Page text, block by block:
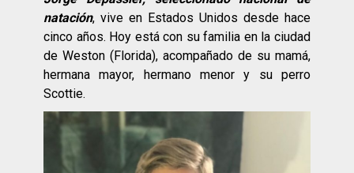
natación, vive en Estados Unidos desde hace
cinco años. Hoy está con su familia en la ciudad
de Weston (Florida), acompañado de su mamá,
hermana mayor, hermano menor y su perro
Scottie.